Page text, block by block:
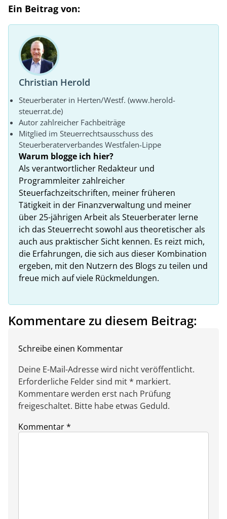
Ein Beitrag von:
Christian Herold
Steuerberater in Herten/Westf. (www.herold-
steuerrat.de)
Autor zahlreicher Fachbeiträge
Mitglied im Steuerrechtsausschuss des
Steuerberaterverbandes Westfalen-Lippe
Warum blogge ich hier?
Als verantwortlicher Redakteur und
Programmleiter zahlreicher
Steuerfachzeitschriften, meiner früheren
Tätigkeit in der Finanzverwaltung und meiner
über 25-jährigen Arbeit als Steuerberater lerne
ich das Steuerrecht sowohl aus theoretischer als
auch aus praktischer Sicht kennen. Es reizt mich,
die Erfahrungen, die sich aus dieser Kombination
ergeben, mit den Nutzern des Blogs zu teilen und
freue mich auf viele Rückmeldungen.
Kommentare zu diesem Beitrag:
Schreibe einen Kommentar
Deine E-Mail-Adresse wird nicht veröffentlicht.
Erforderliche Felder sind mit * markiert.
Kommentare werden erst nach Prüfung
freigeschaltet. Bitte habe etwas Geduld.
Kommentar*